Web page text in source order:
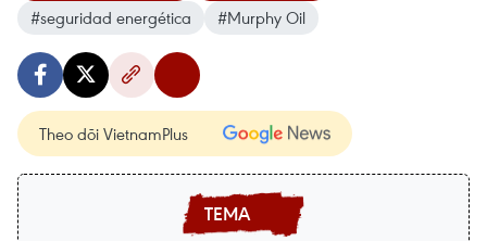
#seguridad energética
#Murphy Oil
Theo dõi VietnamPlus